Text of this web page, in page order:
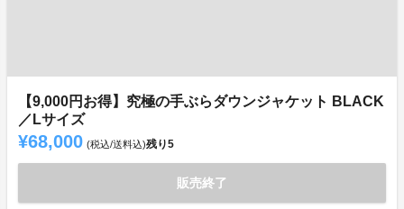
【9,000円お得】究極の手ぶらダウンジャケット BLACK
／Lサイズ
¥68,000 (税込/送料込)残り5
販売終了